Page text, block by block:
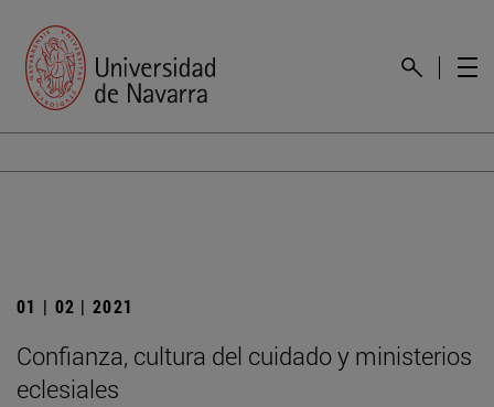
01 | 02 | 2021
Confianza, cultura del cuidado y ministerios
eclesiales